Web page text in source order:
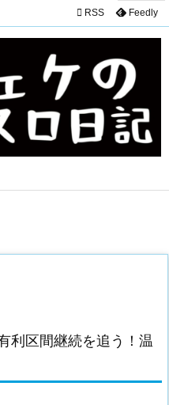
 RSS Feedly
利区間継続を追う！温